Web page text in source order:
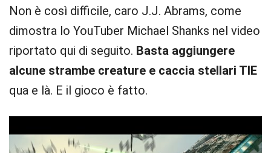
Non è così difficile, caro J.J. Abrams, come
dimostra lo YouTuber Michael Shanks nel video
riportato qui di seguito. Basta aggiungere
alcune strambe creature e caccia stellari TIE
qua e là. E il gioco è fatto.